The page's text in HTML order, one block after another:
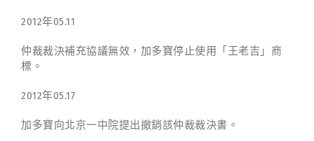
2012年05.11
仲裁裁決補充協議無效，加多寶停止使用「王老吉」商
標。
2012年05.17
加多寶向北京一中院提出撤銷該仲裁裁決書。